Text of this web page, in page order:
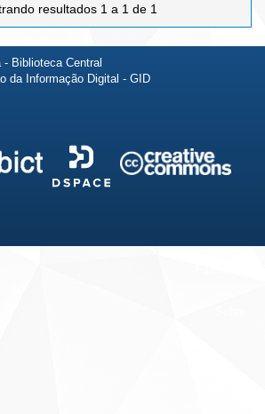
resultados 1 a 1 de 1
Biblioteca Central
da Informação Digital - GID